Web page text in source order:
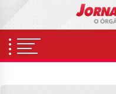
content